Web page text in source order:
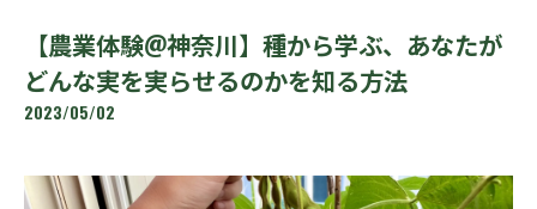
【農業体験@神奈川】種から学ぶ、あなたが
どんな実を実らせるのかを知る方法
2023/05/02